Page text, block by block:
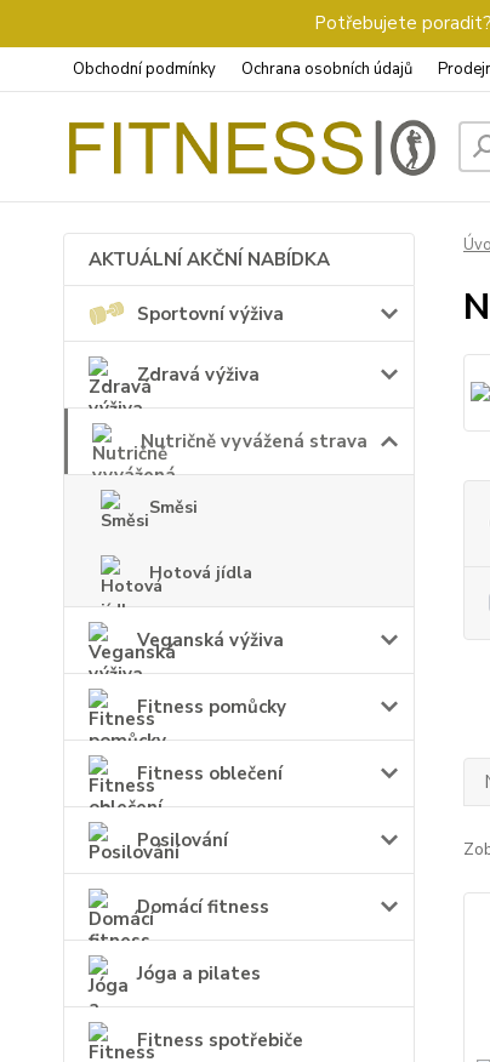
Potřebujete
Obchodní podmínky Ochrana osobních údajů
AKTUÁLNÍ AKČNÍ NABÍDKA
Sportovní výživa
Zdravá výživa
Nutričně vyvážená strava
Směsi
Hotová jídla
Veganská výživa
Fitness pomůcky
Fitness oblečení
Posilování
Domácí fitness
Jóga a pilates
Fitness spotřebiče